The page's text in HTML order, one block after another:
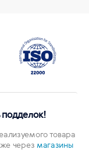
товара
через магазины